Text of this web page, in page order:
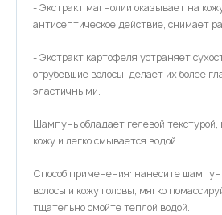
- Экстракт магнолии оказывает на
антисептическое действие, снимает
- Экстракт картофеля устраняет
огрубевшие волосы, делает их более
эластичными.
Шампунь обладает гелевой
кожу и легко смывается водой.
Способ применения: нанесите
волосы и кожу головы, мягко
тщательно смойте теплой водой.